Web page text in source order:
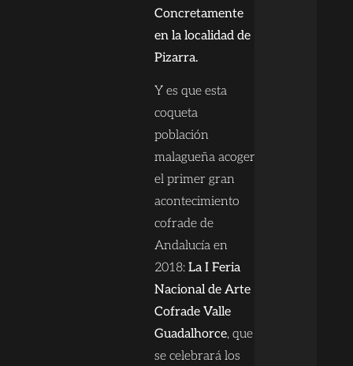
Concretamente
en la localidad de
Pizarra.
Y es que esta
coqueta
población
malagueña acogerá
el primer gran
acontecimiento
cofrade de
Andalucía en
2018: La I Feria
Nacional de Arte
Cofrade Valle
Guadalhorce, que
se celebrará los